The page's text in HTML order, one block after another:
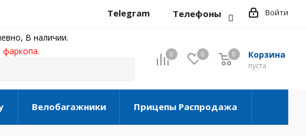
Войти
Telegram Телефоны
В наличии.
фаркопа.
0 0 Корзина
0
пуста
0
Велобагажники Прицепы Распродажа